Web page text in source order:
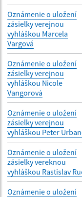
Filtrovať
Oznámenie o uložení
zásielky verejnou
vyhláškou Marcela
Vargová
Oznámenie o uložení
zásielky verejnou
vyhláškou Nicole
Vangorová
Oznámenie o uložení
zásielky verejnou
vyhláškou Peter
Oznámenie o uložení
zásielky vereknou
vyhláškou Rastislav
Oznámenie o uložení